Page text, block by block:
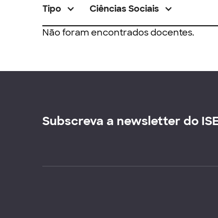
Tipo Ciências Sociais
Não foram encontrados docentes.
Subscreva a newsletter do